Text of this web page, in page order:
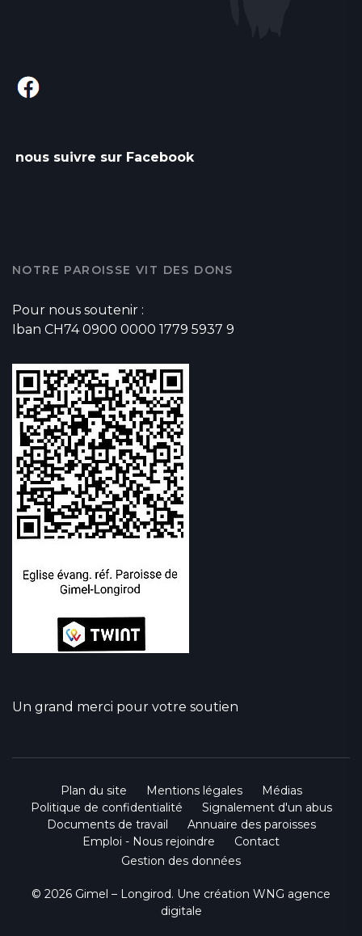
nous suivre sur Facebook
NOTRE PAROISSE VIT DES DONS
Pour nous soutenir :
Iban CH74 0900 0000 1779 5937 9
Un grand merci pour votre soutien
Plan du site Mentions légales
Médias
Politique de confidentialité
Signalement d'un abus
Documents de travail
Annuaire des paroisses
Emploi - Nous rejoindre
Contact
Gestion des données
© 2026 Gimel – Longirod. Une création WNG agence
digitale